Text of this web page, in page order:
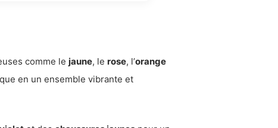
comme le jaune, le rose, l’orange
en un ensemble vibrante et